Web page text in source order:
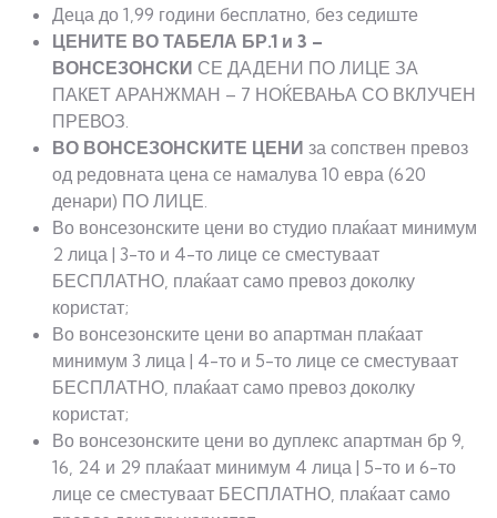
Деца до 1,99 години бесплатно, без седиште
ЦЕНИТЕ ВО ТАБЕЛА БР.1 и 3 –
ВОНСЕЗОНСКИ СЕ ДАДЕНИ ПО ЛИЦЕ ЗА
ПАКЕТ АРАНЖМАН – 7 НОЌЕВАЊА СО ВКЛУЧЕН
ПРЕВОЗ.
ВО ВОНСЕЗОНСКИТЕ ЦЕНИ за сопствен превоз
од редовната цена се намалува 10 евра (620
денари) ПО ЛИЦЕ.
Во вонсезонските цени во студио плаќаат минимум
2 лица | 3-то и 4-то лице се сместуваат
БЕСПЛАТНО, плаќаат само превоз доколку
користат;
Во вонсезонските цени во апартман плаќаат
минимум 3 лица | 4-то и 5-то лице се сместуваат
БЕСПЛАТНО, плаќаат само превоз доколку
користат;
Во вонсезонските цени во дуплекс апартман бр 9,
16, 24 и 29 плаќаат минимум 4 лица | 5-то и 6-то
лице се сместуваат БЕСПЛАТНО, плаќаат само